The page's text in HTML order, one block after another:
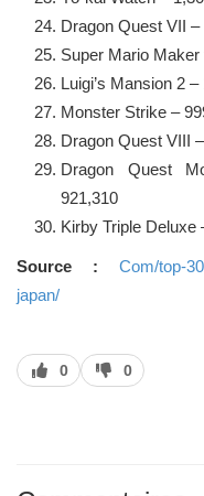
Dragon Quest VII –
Super Mario
Luigi’s Mansion 2
Monster Strike –
Dragon Quest VIII
Dragon Quest
921,310
Kirby Triple Deluxe
Source :
Com/top-
japan/
J’aime
0
J’aime
pas
0